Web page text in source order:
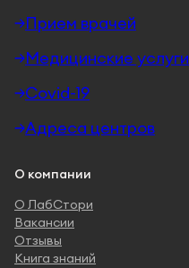
Прием врачей
Медицинские услуги
Covid-19
Адреса центров
О компании
О ЛабСтори
Вакансии
Отзывы
Книга знаний